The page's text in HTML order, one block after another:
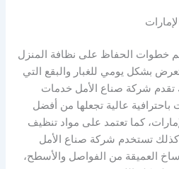
خطوات الحفاظ على نظافة المنزل
بشكل يومي للغبار والبقع التي
تقدم شركة صناع الأمل خدمات
عالية تجعلها من أفضل
كما تعتمد على مواد تنظيف
تستخدم شركة صناع الأمل
العميقة من الفواصل والأسطح،